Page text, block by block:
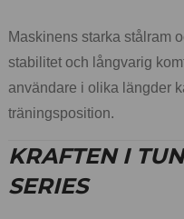
Maskinens starka stålram
stabilitet och långvarig
användare i olika längder
träningsposition.
KRAFTEN I
SERIES